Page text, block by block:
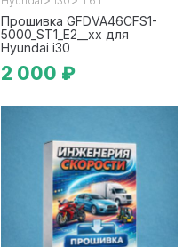
Прошивка GFDVA46CFS1-
5000_ST1_E2__xx для
Hyundai i30
2 000 ₽